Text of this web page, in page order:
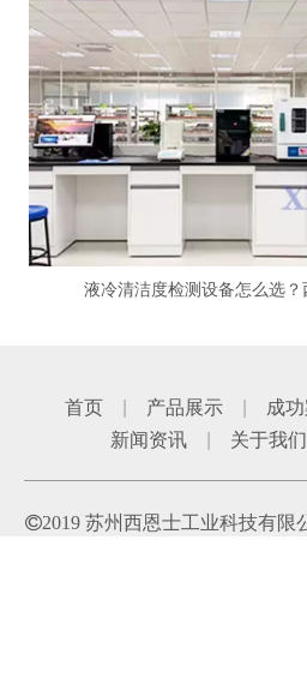
液冷清洁度检测设备怎么选？
首页 产品展示 成
新闻资讯
关于我们
2019 苏州西恩士工业科技有限